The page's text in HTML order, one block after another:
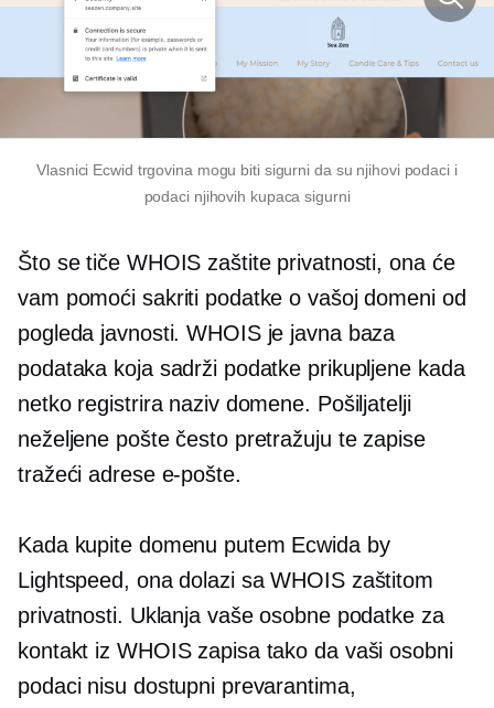
Vlasnici Ecwid trgovina mogu biti sigurni da su njihovi podaci i
podaci njihovih kupaca sigurni
Što se tiče WHOIS zaštite privatnosti, ona će
vam pomoći sakriti podatke o vašoj domeni od
pogleda javnosti. WHOIS je javna baza
podataka koja sadrži podatke prikupljene kada
netko registrira naziv domene. Pošiljatelji
neželjene pošte često pretražuju te zapise
tražeći adrese e-pošte.
Kada kupite domenu putem Ecwida by
Lightspeed, ona dolazi sa WHOIS zaštitom
privatnosti. Uklanja vaše osobne podatke za
kontakt iz WHOIS zapisa tako da vaši osobni
podaci nisu dostupni prevarantima,